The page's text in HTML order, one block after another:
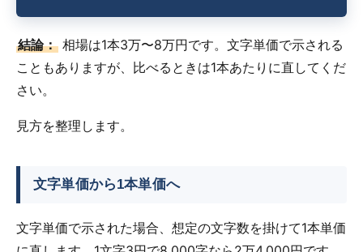
結論： 相場は1本3万〜8万円です。文字単価で示される
こともありますが、比べるときは1本あたりに直してくだ
さい。
見方を整理します。
文字単価から1本単価へ
文字単価で示された場合、想定の文字数を掛けて1本単価